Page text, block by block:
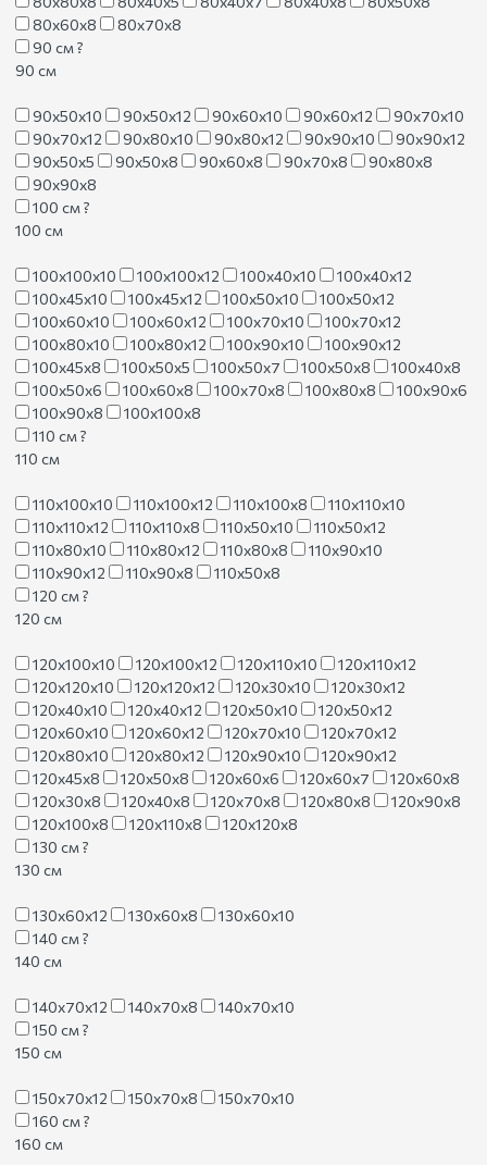
80х60х8
80х70х8
90 см?
90 см
90х50х10 90х50х12 90х60х10 90х60х12
90х70х10
90х70х12
90х80х10 90х80х12 90х90х10
90х90х12
90х50х5
90х50х8 90х60х8 90х70х8
90х80х8
90х90х8
100 см?
100 см
100х100х10 100х100х12 100х40х10
100х40х12
100х45х10
100х45х12 100х50х10
100х50х12
100х60х10
100х60х12 100х70х10
100х70х12
100х80х10
100х80х12 100х90х10
100х90х12
100х45х8
100х50х5 100х50х7 100х50х8
100х40х8
100х50х6
100х60х8 100х70х8 100х80х8
100х90х6
100х90х8
100х100х8
110 см?
110 см
110х100х10 110х100х12 110х100х8
110х110х10
110х110х12
110х110х8 110х50х10
110х50х12
110х80х10
110х80х12 110х80х8
110х90х10
110х90х12
110х90х8
110х50х8
120 см?
120 см
120х100х10 120х100х12 120х110х10
120х110х12
120х120х10
120х120х12 120х30х10
120х30х12
120х40х10
120х40х12 120х50х10
120х50х12
120х60х10
120х60х12 120х70х10
120х70х12
120х80х10
120х80х12 120х90х10
120х90х12
120х45х8
120х50х8 120х60х6 120х60х7
120х60х8
120х30х8
120х40х8 120х70х8 120х80х8
120х90х8
120х100х8
120х110х8
120х120х8
130 см?
130 см
130х60х12 130х60х8
130х60х10
140 см?
140 см
140х70х12 140х70х8
140х70х10
150 см?
150 см
150х70х12 150х70х8
150х70х10
160 см?
160 см